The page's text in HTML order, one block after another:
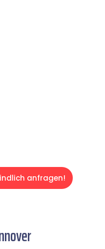
anfragen!